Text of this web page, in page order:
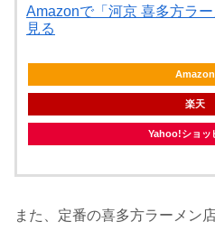
Amazonで「河京 喜多方ラ
見る
Amazon
楽天
Yahoo!ショッ
また、定番の喜多方ラーメン